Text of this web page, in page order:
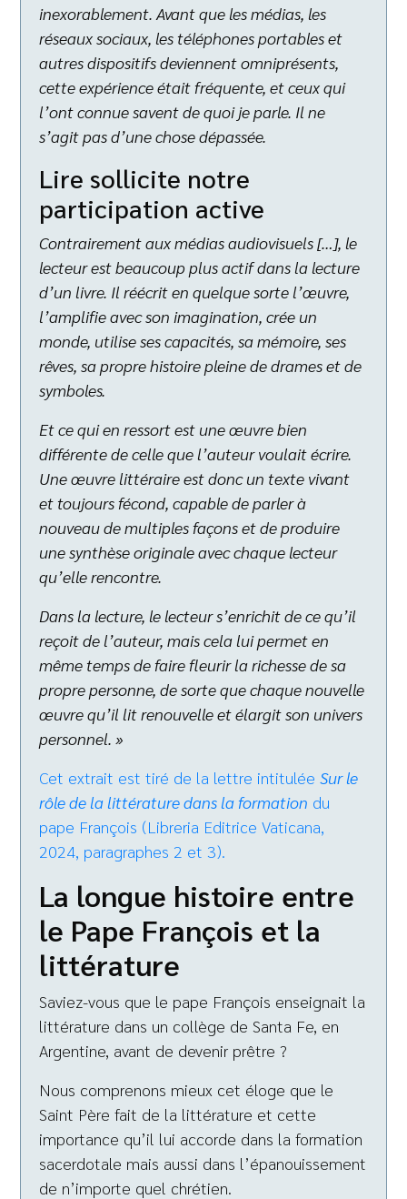
inexorablement. Avant que les médias, les
réseaux sociaux, les téléphones portables et
autres dispositifs deviennent omniprésents,
cette expérience était fréquente, et ceux qui
l’ont connue savent de quoi je parle. Il ne
s’agit pas d’une chose dépassée.
Lire sollicite notre
participation active
Contrairement aux médias audiovisuels […], le
lecteur est beaucoup plus actif dans la lecture
d’un livre. Il réécrit en quelque sorte l’œuvre,
l’amplifie avec son imagination, crée un
monde, utilise ses capacités, sa mémoire, ses
rêves, sa propre histoire pleine de drames et de
symboles.
Et ce qui en ressort est une œuvre bien
différente de celle que l’auteur voulait écrire.
Une œuvre littéraire est donc un texte vivant
et toujours fécond, capable de parler à
nouveau de multiples façons et de produire
une synthèse originale avec chaque lecteur
qu’elle rencontre.
Dans la lecture, le lecteur s’enrichit de ce qu’il
reçoit de l’auteur, mais cela lui permet en
même temps de faire fleurir la richesse de sa
propre personne, de sorte que chaque nouvelle
œuvre qu’il lit renouvelle et élargit son univers
personnel. »
Cet extrait est tiré de la lettre intitulée Sur le
rôle de la littérature dans la formation du
pape François (Libreria Editrice Vaticana,
2024, paragraphes 2 et 3).
La longue histoire entre
le Pape François et la
littérature
Saviez-vous que le pape François enseignait la
littérature dans un collège de Santa Fe, en
Argentine, avant de devenir prêtre ?
Nous comprenons mieux cet éloge que le
Saint Père fait de la littérature et cette
importance qu’il lui accorde dans la formation
sacerdotale mais aussi dans l’épanouissement
de n’importe quel chrétien.